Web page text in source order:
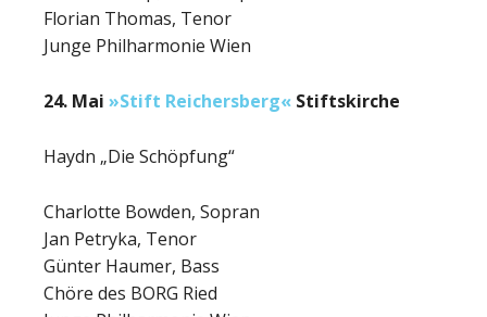
Florian Thomas, Tenor
Junge Philharmonie Wien
24. Mai »Stift Reichersberg« Stiftskirche
Haydn „Die Schöpfung“
Charlotte Bowden, Sopran
Jan Petryka, Tenor
Günter Haumer, Bass
Chöre des BORG Ried